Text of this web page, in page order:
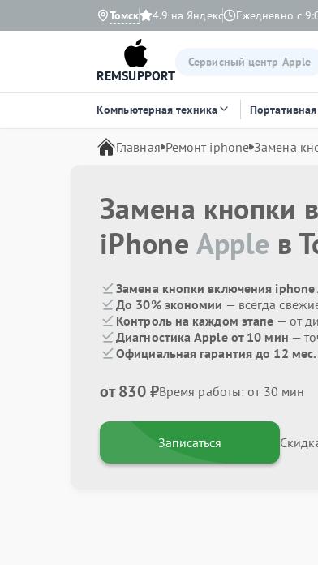
Томск 4.9 на Яндекс Ежедневно с
REMSUPPORT
Сервисный центр Apple
Компьютерная техника
Главная Ремонт iphone Замена
Замена кнопки
iPhone Apple в
Замена кнопки включения
До 30% экономии — всегда
Контроль на каждом этапе — от
Диагностика Apple от 10 мин —
Официальная гарантия до 12 мес.
от 830 ₽Время работы: от 30 мин
Записаться